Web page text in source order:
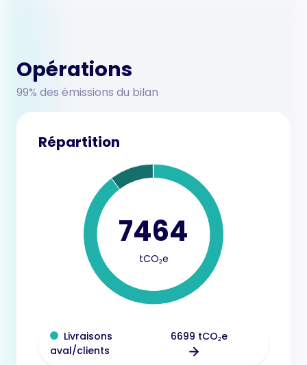
Opérations
99% des émissions du bilan
Répartition
7464
tCO₂e
Livraisons
aval/clients
6699 tCO₂e